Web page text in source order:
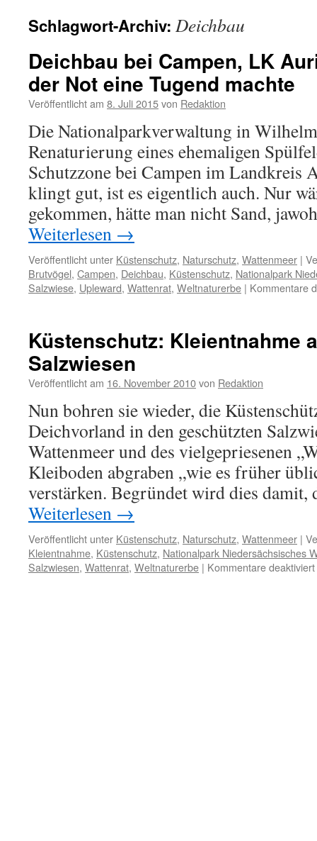
Schlagwort-Archiv: Deichbau
Deichbau bei Campen, LK
der Not eine Tugend machte
Veröffentlicht am 8. Juli 2015von Redaktion
Die Nationalparkverwaltung in
Renaturierung eines ehemaligen
Schutzzone bei Campen im Landkreis
klingt gut, ist es eigentlich auch. Nur
gekommen, hätte man nicht Sand,
Weiterlesen →
Veröffentlicht unter Küstenschutz, Naturschutz, Wattenmeer |
Brutvögel, Campen, Deichbau, Küstenschutz, Nationalpark
Salzwiese, Upleward, Wattenrat, Weltnaturerbe | Kommentare
Küstenschutz: Kleientnahme
Salzwiesen
Veröffentlicht am 16. November 2010von Redaktion
Nun bohren sie wieder, die
Deichvorland in den geschützten
Wattenmeer und des vielgepriesenen
Kleiboden abgraben „wie es früher
verstärken. Begründet wird dies
Weiterlesen →
Veröffentlicht unter Küstenschutz, Naturschutz, Wattenmeer |
Kleientnahme, Küstenschutz, Nationalpark Niedersächsisches
Salzwiesen, Wattenrat, Weltnaturerbe | Kommentare deaktiviert